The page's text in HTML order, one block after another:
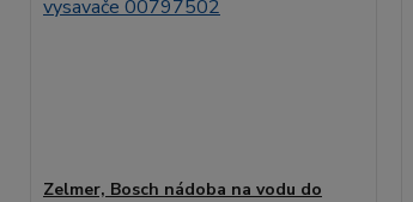
Zelmer, Bosch nádoba na vodu do